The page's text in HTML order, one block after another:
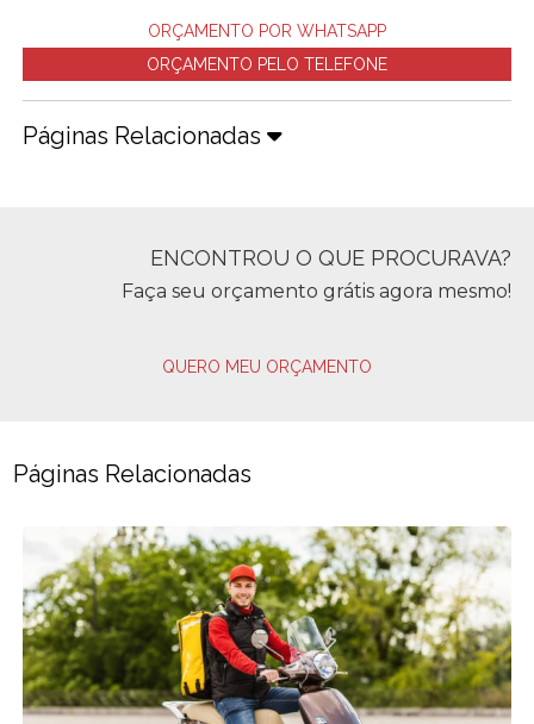
ORÇAMENTO POR WHATSAPP
ORÇAMENTO PELO TELEFONE
Páginas Relacionadas
ENCONTROU O QUE PROCURAVA?
Faça seu orçamento grátis agora mesmo!
QUERO MEU ORÇAMENTO
Páginas Relacionadas